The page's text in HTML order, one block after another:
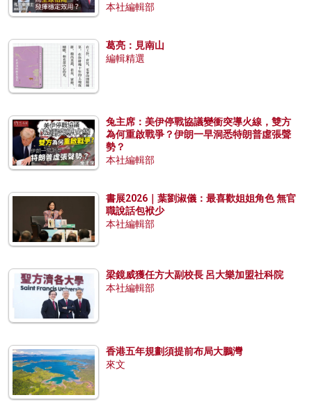
本社編輯部
葛亮：見南山
編輯精選
兔主席：美伊停戰協議變衝突導火線，雙方
為何重啟戰爭？伊朗一早洞悉特朗普虛張聲
勢？
本社編輯部
書展2026｜葉劉淑儀：最喜歡姐姐角色 無官
職說話包袱少
本社編輯部
梁鏡威獲任方大副校長 呂大樂加盟社科院
本社編輯部
香港五年規劃須提前布局大鵬灣
來文